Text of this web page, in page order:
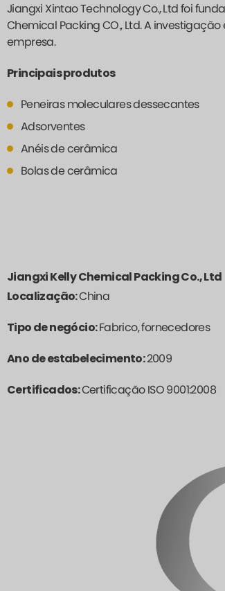
Jiangxi Xintao Technology Co., Ltd foi
Chemical Packing CO., Ltd. A
empresa.
Principais produtos
Peneiras moleculares dessecantes
Adsorventes
Anéis de cerâmica
Bolas de cerâmica
Jiangxi Kelly Chemical Packing Co., Ltd
Localização:China
Tipo de negócio:Fabrico, fornecedores
Ano de estabelecimento:2009
Certificados:Certificação ISO 9001:2008